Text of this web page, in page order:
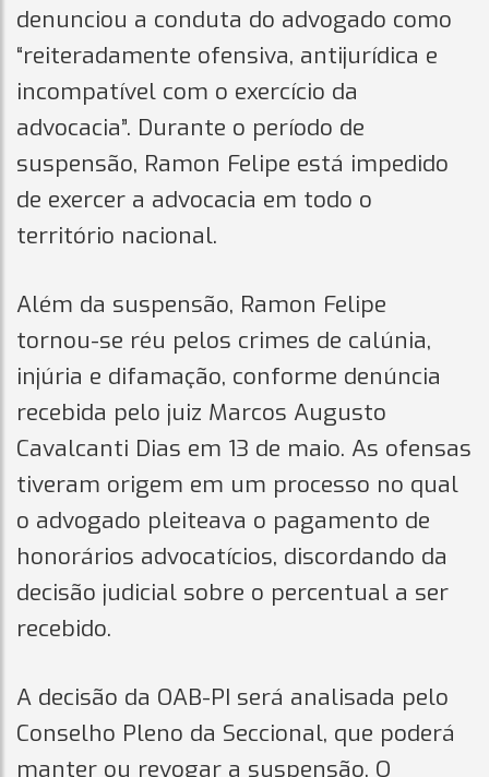
denunciou a conduta do advogado como
“reiteradamente ofensiva, antijurídica e
incompatível com o exercício da
advocacia”. Durante o período de
suspensão, Ramon Felipe está impedido
de exercer a advocacia em todo o
território nacional.
Além da suspensão, Ramon Felipe
tornou-se réu pelos crimes de calúnia,
injúria e difamação, conforme denúncia
recebida pelo juiz Marcos Augusto
Cavalcanti Dias em 13 de maio. As ofensas
tiveram origem em um processo no qual
o advogado pleiteava o pagamento de
honorários advocatícios, discordando da
decisão judicial sobre o percentual a ser
recebido.
A decisão da OAB-PI será analisada pelo
Conselho Pleno da Seccional, que poderá
manter ou revogar a suspensão. O